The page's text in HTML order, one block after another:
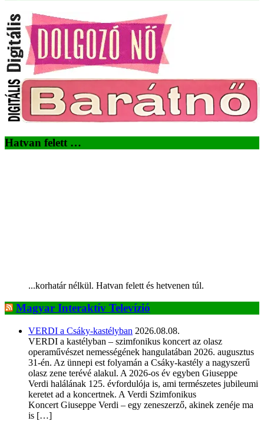
Hatvan felett …
...korhatár nélkül. Hatvan felett és hetvenen túl.
Magyar Interaktív Televízió
VERDI a Csáky-kastélyban 2026.08.08.
VERDI a kastélyban – szimfonikus koncert az olasz
operaművészet nemességének hangulatában 2026. augusztus
31-én. Az ünnepi est folyamán a Csáky-kastély a nagyszerű
olasz zene terévé alakul. A 2026-os év egyben Giuseppe
Verdi halálának 125. évfordulója is, ami természetes jubileumi
keretet ad a koncertnek. A Verdi Szimfonikus
Koncert Giuseppe Verdi – egy zeneszerző, akinek zenéje ma
is […]